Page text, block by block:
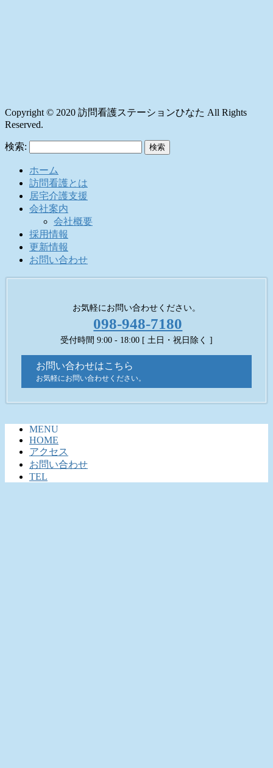
Copyright © 2020 訪問看護ステーションひなた All Rights
Reserved.
検索:
ホーム
訪問看護とは
居宅介護支援
会社案内
会社概要
採用情報
更新情報
お問い合わせ
お気軽にお問い合わせください。
098-948-7180
受付時間 9:00 - 18:00 [ 土日・祝日除く ]
お問い合わせはこちら
お気軽にお問い合わせください。
MENU
HOME
アクセス
お問い合わせ
TEL